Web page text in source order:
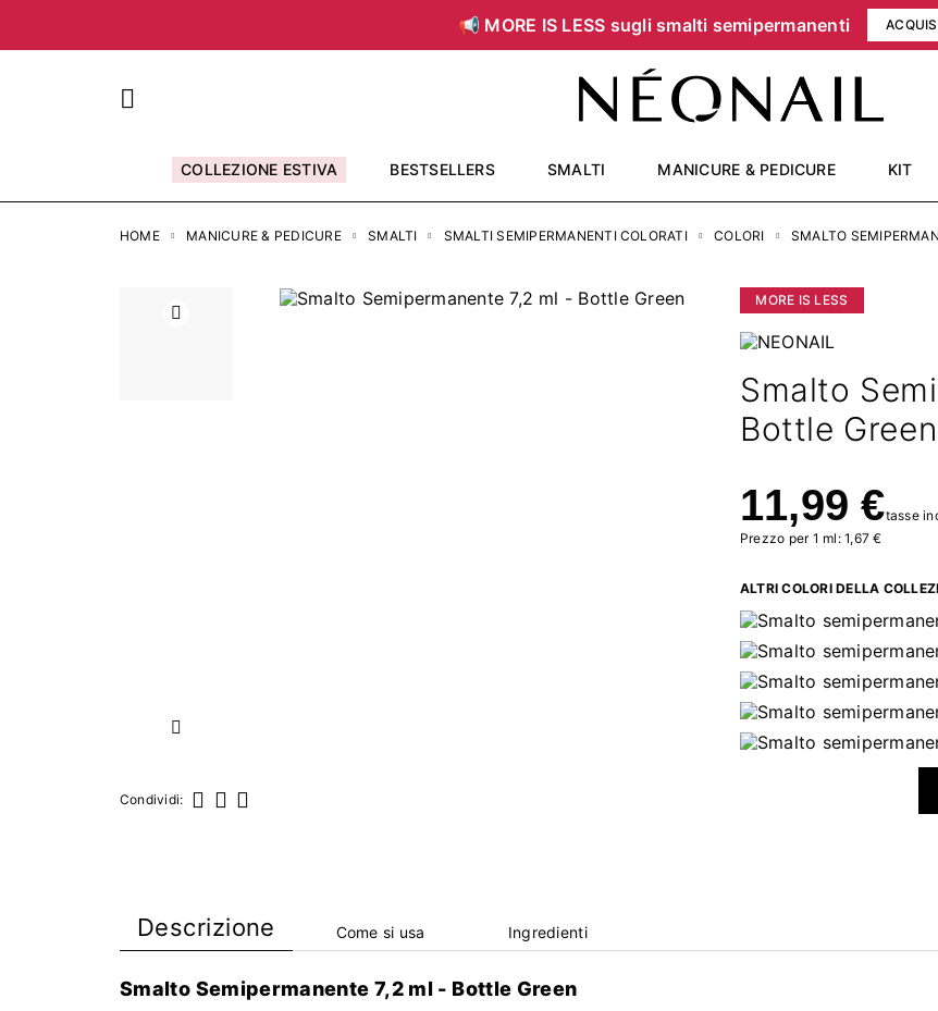
📢 MORE IS LESS sugli smalti semipermanenti
COLLEZIONE ESTIVA BESTSELLERS SMALTI MANICURE & PEDICURE KIT
HOME MANICURE & PEDICURE SMALTI SMALTI SEMIPERMANENTI COLORATI COLORI SMALTO
Precedente
Successivo
Condividi:
MORE IS LESS
Smalto
Bottle Green
11,99 €tasse
Prezzo per 1 ml: 1,67 €
ALTRI COLORI DELLA
Descrizione Come si usa Ingredienti
Smalto Semipermanente 7,2 ml - Bottle Green